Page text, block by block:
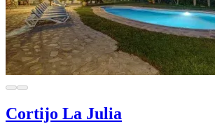
Cortijo La Julia